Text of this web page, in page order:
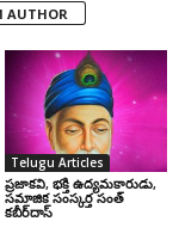
AUTHOR
Telugu Articles
ప్రజాకవి, భక్తి ఉద్యమకారుడు,
సమాజిక సంస్కర్త సంత్‌
కబీర్‌దాస్‌